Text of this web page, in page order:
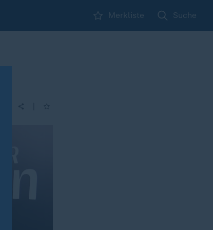
Merkliste Suche